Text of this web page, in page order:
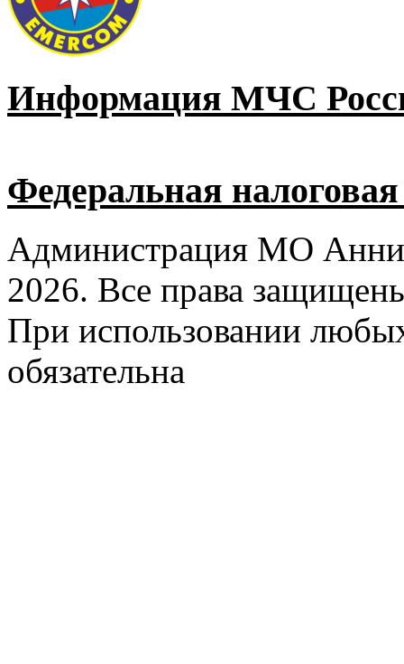
Информация МЧС
Федеральная
Администрация МО
2026. Все права
При использовании
обязательна